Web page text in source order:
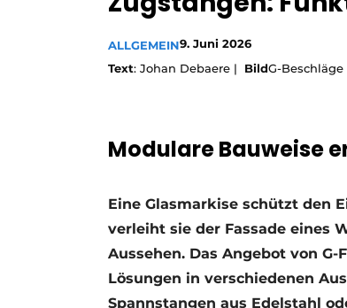
Ein Stellenangebot
Offene Stellen
ALLGEMEIN9. Juni 2026
Text: Johan Debaere | BildG-Beschläge
Modulare Bauweise
Eine Glasmarkise schützt den
verleiht sie der Fassade eines
Aussehen. Das Angebot von
Lösungen in verschiedenen
Spannstangen aus Edelstahl